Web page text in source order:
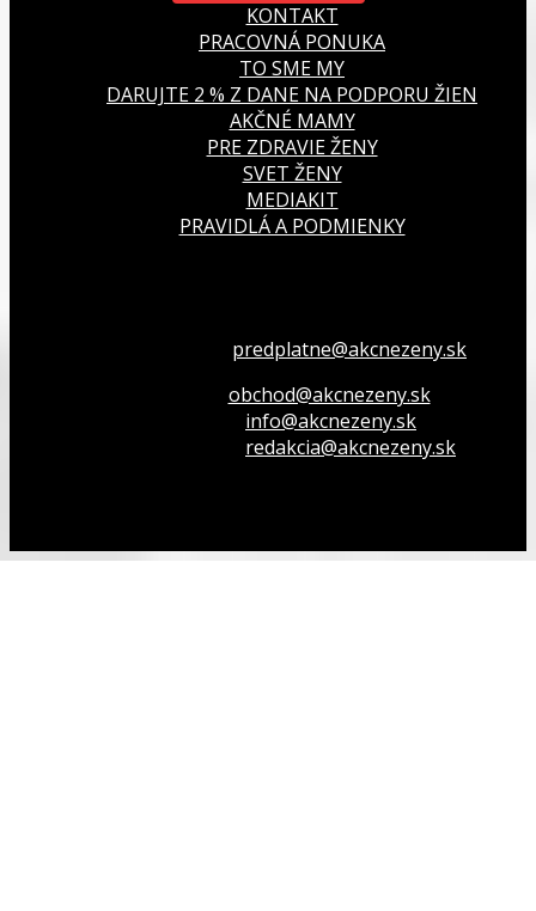
KONTAKT
PRACOVNÁ PONUKA
TO SME MY
DARUJTE 2 % Z DANE NA PODPORU ŽIEN
AKČNÉ MAMY
PRE ZDRAVIE ŽENY
SVET ŽENY
MEDIAKIT
PRAVIDLÁ A PODMIENKY
predplatne@akcnezeny.sk
obchod@akcnezeny.sk
info@akcnezeny.sk
redakcia@akcnezeny.sk